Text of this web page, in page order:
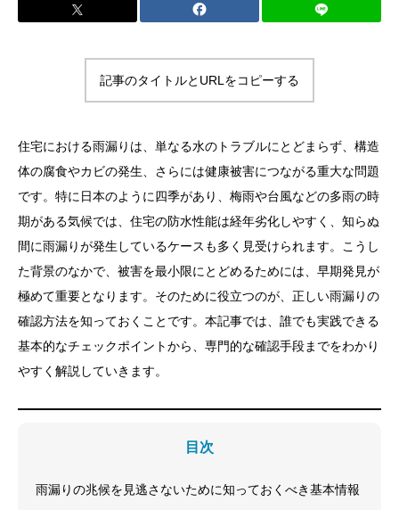
記事のタイトルとURLをコピーする
住宅における雨漏りは、単なる水のトラブルにとどまらず、構造
体の腐食やカビの発生、さらには健康被害につながる重大な問題
です。特に日本のように四季があり、梅雨や台風などの多雨の時
期がある気候では、住宅の防水性能は経年劣化しやすく、知らぬ
間に雨漏りが発生しているケースも多く見受けられます。こうし
た背景のなかで、被害を最小限にとどめるためには、早期発見が
極めて重要となります。そのために役立つのが、正しい雨漏りの
確認方法を知っておくことです。本記事では、誰でも実践できる
基本的なチェックポイントから、専門的な確認手段までをわかり
やすく解説していきます。
目次
雨漏りの兆候を見逃さないために知っておくべき基本情報